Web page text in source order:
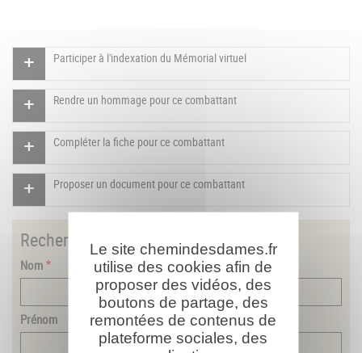
Participer à l'indexation du Mémorial virtuel
Rendre un hommage pour ce combattant
Compléter la fiche pour ce combattant
Proposer un document pour ce combattant
Rechercher un combattant
Nom
Prénom
Le site chemindesdames.fr
utilise des cookies afin de
proposer des vidéos, des
boutons de partage, des
remontées de contenus de
plateforme sociales, des